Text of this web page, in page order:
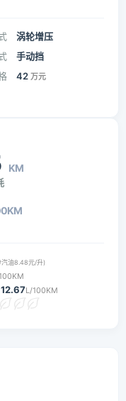
涡轮增压
手动挡
42 万元
KM
汽油8.48元/升)
12.67L/100KM